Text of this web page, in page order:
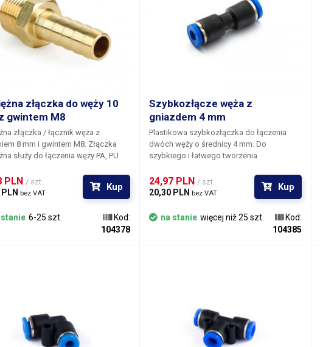
65 mm, wlot i wylot mają średnicę 7
się do silikonowych rurek o
zewnętrznej 8 mm. Zawór łączy
z cieczą z wlotem pompy.
złączka do węży 10
gwintem M8
złączka / łącznik węża z
8 mm i gwintem M8. Złączka
służy do łączenia węży PA, PU
z gwintem wewnętrznym M8.
PLN / szt.
bez VAT
Kup
stanie 6-25 szt.
Kod:
104378
Szybkozłącze węża z
gniazdem 4 mm
Plastikowa szybkozłączka do łączenia
dwóch węży o średnicy 4 mm. Do
szybkiego i łatwego tworzenia
dystrybucji powietrza bez użycia narzędzi.
24,97 PLN / szt.
20,30 PLN bez VAT
Kup
na stanie więcej niż 25 szt.
Kod:
104385